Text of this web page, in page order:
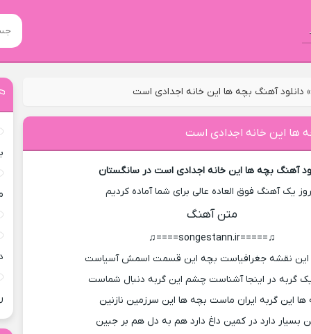
دانلود آهنگ بچه ها این خانه اجدادی است
ها این خانه اجدادی است
آهنگ بچه ها این خانه اجدادی است در سانگستان
یک آهنگ فوق العاده عالی برای شما آماده کردیم
متن آهنگ
♫=====songestann.ir====♫
این نقشه جغرافیاست بچه این قسمت اسمش آسیاست
گربه در اینجا آشناست چشم این گربه دنبال شماست
ها این گربه ایران ماست بچه ها این سرزمین نازنین
بسیار دارد در کمین داغ دارد هم به دل هم بر جبین